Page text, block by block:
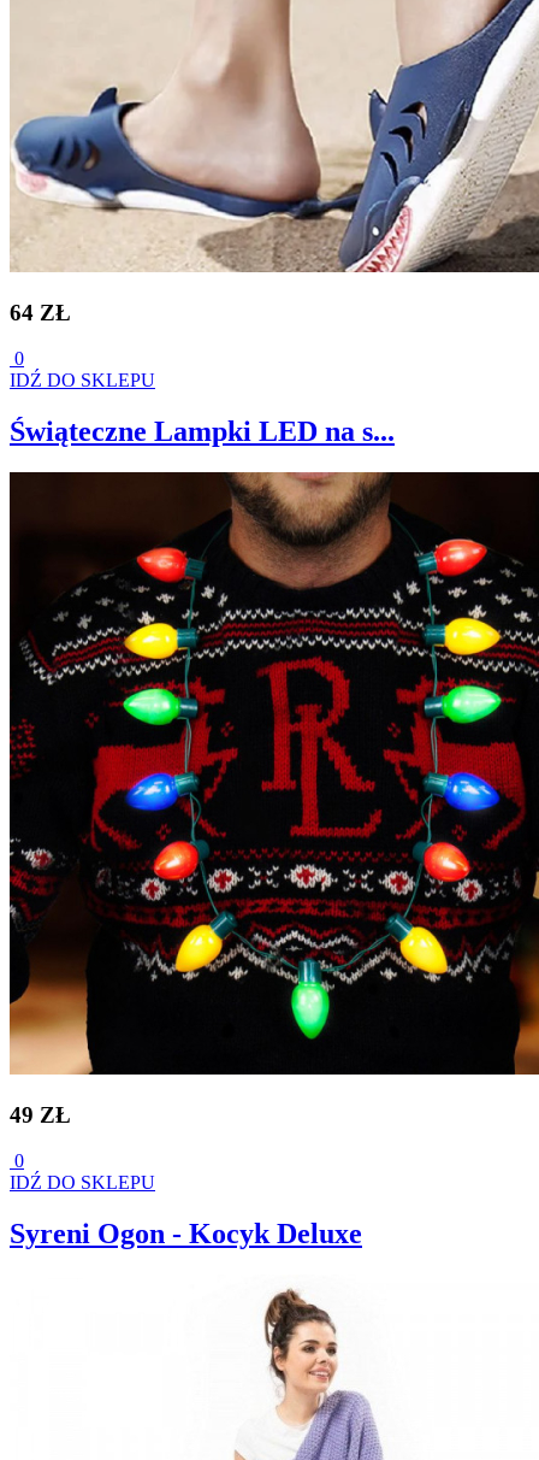
64 ZŁ
0
IDŹ DO SKLEPU
Świąteczne Lampki LED na s...
49 ZŁ
0
IDŹ DO SKLEPU
Syreni Ogon - Kocyk Deluxe